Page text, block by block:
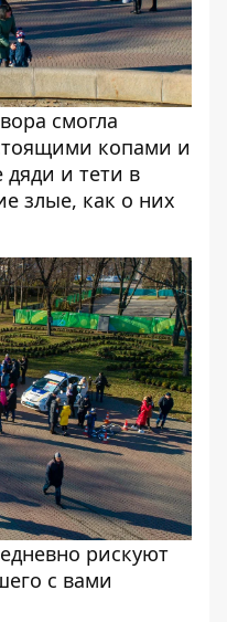
смогла
копами и
дяди и тети в
злые, как о них
рискуют
с вами